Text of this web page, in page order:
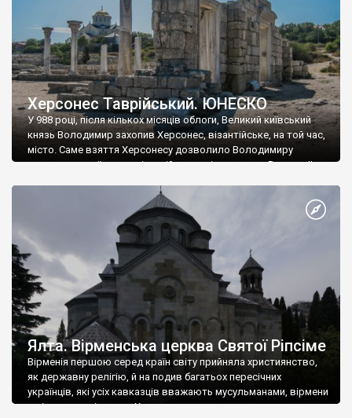
Херсонес Таврійський. ЮНЕСКО
У 988 році, після кількох місяців облоги, Великий київський
князь Володимир захопив Херсонес, візантійське, на той час,
місто. Саме взяття Херсонесу дозволило Володимиру
диктувати свої умови візантійському імператору Василю ІІ, та
Херсонесі Володимир-язичник, став Василем-християнином.
А потім було Хрещення Русі. На честь Херсонесу Таврійського
Ялта. Вірменська церква Святої Ріпсіме
Вірменія першою серед країн світу прийняла християнство,
як державну релігію, й на подив багатьох пересічних
українців, які усіх кавказців вважають мусульманами, вірмени
є відданими вірянами Христа